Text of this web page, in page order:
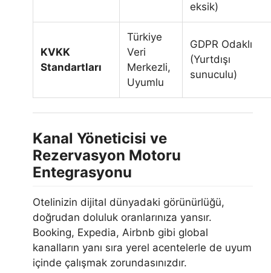
eksik)
KVKK
Standartları
Türkiye
Veri
Merkezli,
Uyumlu
GDPR Odaklı
(Yurtdışı
sunuculu)
Kanal Yöneticisi ve
Rezervasyon Motoru
Entegrasyonu
Otelinizin dijital dünyadaki görünürlüğü,
doğrudan doluluk oranlarınıza yansır.
Booking, Expedia, Airbnb gibi global
kanalların yanı sıra yerel acentelerle de uyum
içinde çalışmak zorundasınızdır.